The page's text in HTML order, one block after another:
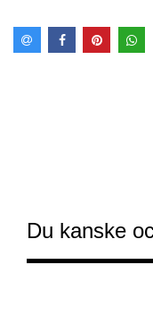
Du kanske